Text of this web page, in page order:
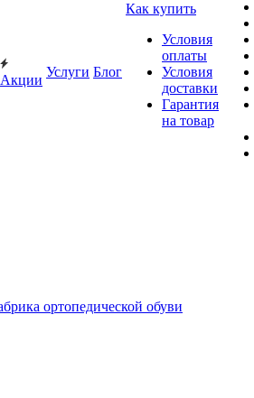
Акции
Услуги Блог
Как купить
Условия
оплаты
Условия
доставки
Гарантия
на товар